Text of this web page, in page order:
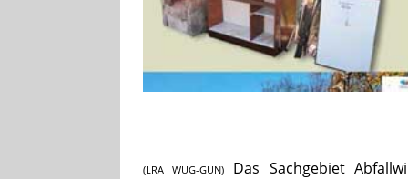
(LRA WUG-GUN)
Das Sachgebiet